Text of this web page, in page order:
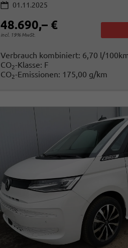
01.11.2025
48.690,– €
incl. 19% MwSt.
Verbrauch kombiniert: 6,70 l/
CO2-Klasse: F
CO2-Emissionen: 175,00 g/km